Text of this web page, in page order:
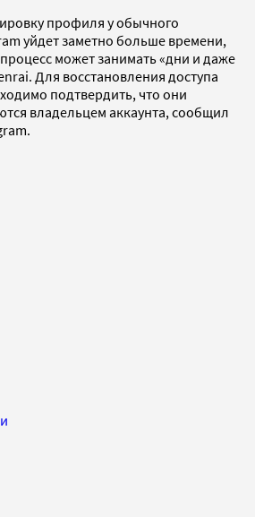
профиля у обычного
уйдет заметно больше времени,
может занимать «дни и даже
Для восстановления доступа
подтвердить, что они
владельцем аккаунта, сообщил